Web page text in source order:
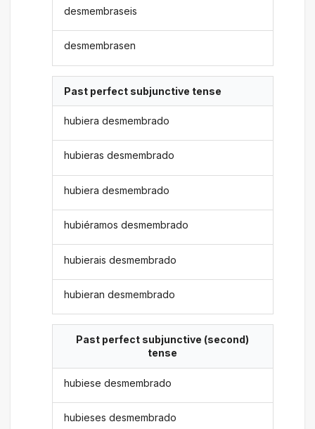
desmembraseis
desmembrasen
Past perfect subjunctive tense
hubiera desmembrado
hubieras desmembrado
hubiera desmembrado
hubiéramos desmembrado
hubierais desmembrado
hubieran desmembrado
Past perfect subjunctive (second)
tense
hubiese desmembrado
hubieses desmembrado